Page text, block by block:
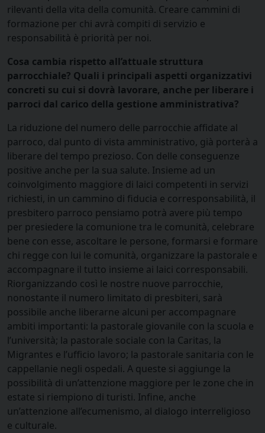
rilevanti della vita della comunità. Creare cammini di
formazione per chi avrà compiti di servizio e
responsabilità è priorità per noi.
Cosa cambia rispetto all’attuale struttura
parrocchiale? Quali i principali aspetti organizzativi
concreti su cui si dovrà lavorare, anche per liberare i
parroci dal carico della gestione amministrativa?
La riduzione del numero delle parrocchie affidate al
parroco, dal punto di vista amministrativo, già porterà a
liberare del tempo prezioso. Con delle conseguenze
positive anche per la sua salute. Insieme ad un
coinvolgimento maggiore di laici competenti in servizi
richiesti, in un cammino di fiducia e corresponsabilità, il
presbitero parroco pensiamo potrà avere più tempo
per presiedere la comunione tra le comunità, celebrare
bene con esse, ascoltare le persone, formarsi e formare
chi regge con lui le comunità, organizzare la pastorale e
accompagnare il tutto insieme ai laici corresponsabili.
Riorganizzando così le nostre nuove parrocchie,
nonostante il numero limitato di presbiteri, sarà
possibile anche liberarne alcuni per accompagnare
ambiti importanti: la pastorale giovanile con la scuola e
l’università; la pastorale sociale con la Caritas, la
Migrantes e l’ufficio lavoro; la pastorale sanitaria con le
cappellanie negli ospedali. A queste si aggiunge la
possibilità di un’attenzione maggiore per le zone che in
estate si riempiono di turisti. Infine, anche
un’attenzione all’ecumenismo, al dialogo interreligioso
e culturale.